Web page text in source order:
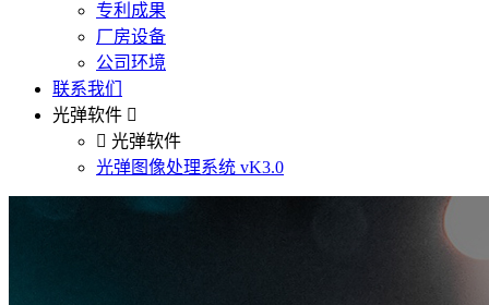
专利成果
厂房设备
公司环境
联系我们
光弹软件
光弹软件
光弹图像处理系统 vK3.0